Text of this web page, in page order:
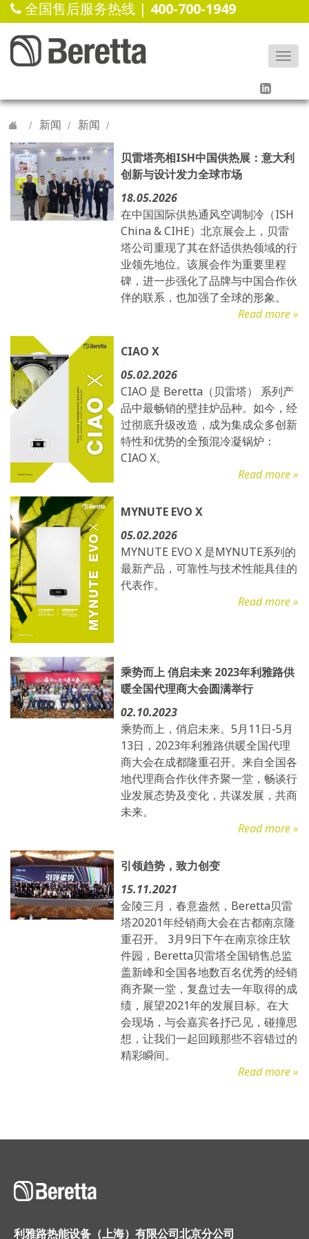
全国售后服务热线 | 400-700-1949
新闻 新闻
贝雷塔亮相ISH中国供热展：意大利
创新与设计发力全球市场
18.05.2026
在中国国际供热通风空调制冷（ISH
China & CIHE）北京展会上，贝雷
塔公司重现了其在舒适供热领域的行
业领先地位。该展会作为重要里程
碑，进一步强化了品牌与中国合作伙
伴的联系，也加强了全球的形象。
Read more »
CIAO X
05.02.2026
CIAO 是 Beretta（贝雷塔） 系列产
品中最畅销的壁挂炉品种。如今，经
过彻底升级改造，成为集成众多创新
特性和优势的全预混冷凝锅炉：
CIAO X。
Read more »
MYNUTE EVO X
05.02.2026
MYNUTE EVO X 是MYNUTE系列的
最新产品，可靠性与技术性能具佳的
代表作。
Read more »
乘势而上 俏启未来 2023年利雅路供
暖全国代理商大会圆满举行
02.10.2023
乘势而上，俏启未来。5月11日-5月
13日，2023年利雅路供暖全国代理
商大会在成都隆重召开。来自全国各
地代理商合作伙伴齐聚一堂，畅谈行
业发展态势及变化，共谋发展，共商
未来。
Read more »
引领趋势，致力创变
15.11.2021
金陵三月，春意盎然，Beretta贝雷
塔20201年经销商大会在古都南京隆
重召开。 3月9日下午在南京徐庄软
件园，Beretta贝雷塔全国销售总监
盖新峰和全国各地数百名优秀的经销
商齐聚一堂，复盘过去一年取得的成
绩，展望2021年的发展目标。在大
会现场，与会嘉宾各抒己见，碰撞思
想，让我们一起回顾那些不容错过的
精彩瞬间。
Read more »
利雅路热能设备（上海）有限公司北京分公司